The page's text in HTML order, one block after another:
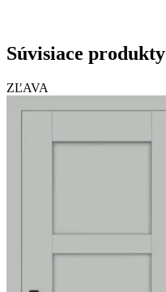
Súvisiace produkty
ZĽAVA